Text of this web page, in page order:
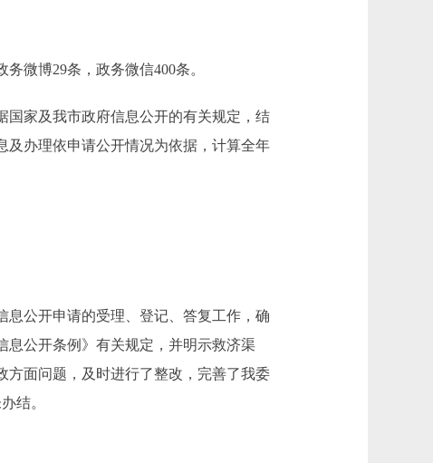
微博29条，政务微信400条。
家及我市政府信息公开的有关规定，结
及办理依申请公开情况为依据，计算全年
公开申请的受理、登记、答复工作，确
息公开条例》有关规定，并明示救济渠
方面问题，及时进行了整改，完善了我委
结。